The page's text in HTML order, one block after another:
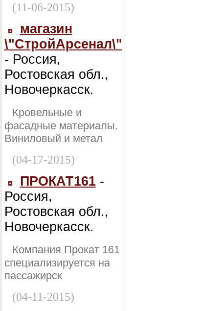
(11-06-2015)
магазин
\"СтройАрсенал\"
- Россия,
Ростовская обл.,
Новочеркасск.
Кровельные и
фасадные материалы.
Виниловый и метал
(04-17-2015)
ПРОКАТ161-
Россия,
Ростовская обл.,
Новочеркасск.
Компания Прокат 161
специализируется на
пассажирск
(04-11-2015)